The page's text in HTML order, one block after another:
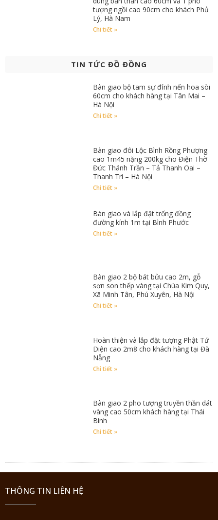
tượng ngồi cao 90cm cho khách Phủ
Lý, Hà Nam
Chi tiết »
TIN TỨC ĐỒ ĐỒNG
Bàn giao bộ tam sự đỉnh nến hoa sòi
60cm cho khách hàng tại Tân Mai –
Hà Nội
Chi tiết »
Bàn giao đôi Lộc Bình Rồng Phượng
cao 1m45 nặng 200kg cho Điện Thờ
Đức Thánh Trần – Tả Thanh Oai –
Thanh Trì – Hà Nội
Chi tiết »
Bàn giao và lắp đặt trống đồng
đường kính 1m tại Bình Phước
Chi tiết »
Bàn giao 2 bộ bát bửu cao 2m, gỗ
sơn son thếp vàng tại Chùa Kim Quy,
Xã Minh Tân, Phú Xuyên, Hà Nội
Chi tiết »
Hoàn thiện và lắp đặt tượng Phật Tứ
Diện cao 2m8 cho khách hàng tại Đà
Nẵng
Chi tiết »
Bàn giao 2 pho tượng truyền thần dát
vàng cao 50cm khách hàng tại Thái
Bình
Chi tiết »
THÔNG TIN LIÊN HỆ